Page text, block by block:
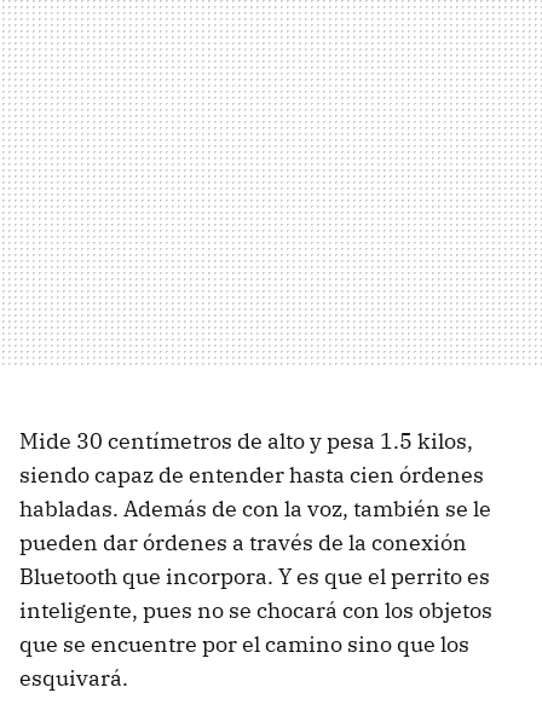
Mide 30 centímetros de alto y pesa 1.5 kilos,
siendo capaz de entender hasta cien órdenes
habladas. Además de con la voz, también se le
pueden dar órdenes a través de la conexión
Bluetooth que incorpora. Y es que el perrito es
inteligente, pues no se chocará con los objetos
que se encuentre por el camino sino que los
esquivará.